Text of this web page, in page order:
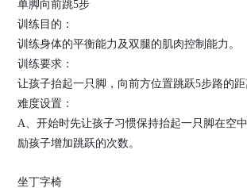
单脚向前跳5步
训练目的：
训练身体的平衡能力及双腿的肌肉控制能力。
训练要求：
让孩子抬起一只脚，向前方位置跳跃5步路的距
难度设置：
A、开始时先让孩子习惯保持抬起一只脚在空
励孩子增加跳跃的次数。
坐丁字椅